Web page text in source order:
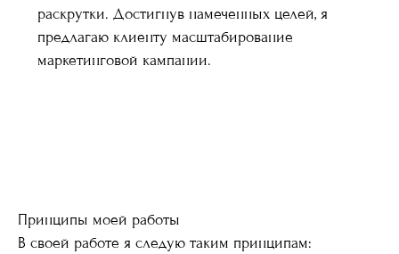
раскрутки. Достигнув намеченных целей, я
предлагаю клиенту масштабирование
маркетинговой кампании.
Принципы моей работы
В своей работе я следую таким принципам: